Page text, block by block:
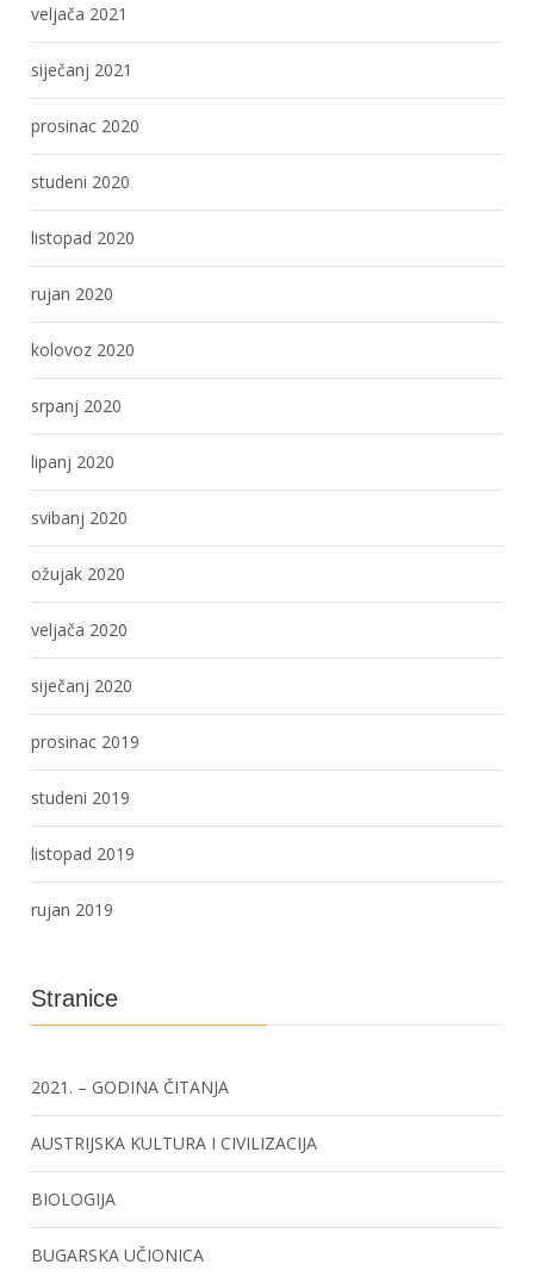
veljača 2021
siječanj 2021
prosinac 2020
studeni 2020
listopad 2020
rujan 2020
kolovoz 2020
srpanj 2020
lipanj 2020
svibanj 2020
ožujak 2020
veljača 2020
siječanj 2020
prosinac 2019
studeni 2019
listopad 2019
rujan 2019
Stranice
2021. – GODINA ČITANJA
AUSTRIJSKA KULTURA I CIVILIZACIJA
BIOLOGIJA
BUGARSKA UČIONICA